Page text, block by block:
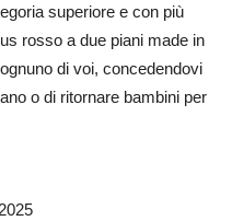
superiore e con più
rosso a due piani made in
di voi, concedendovi
o di ritornare bambini per